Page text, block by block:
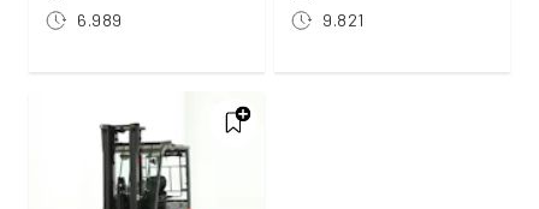
6.989
9.821